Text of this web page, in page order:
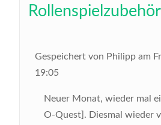
Rollenspielzubehör
Gespeichert von Philipp am
19:05
Neuer Monat, wieder mal
O-Quest]. Diesmal wieder